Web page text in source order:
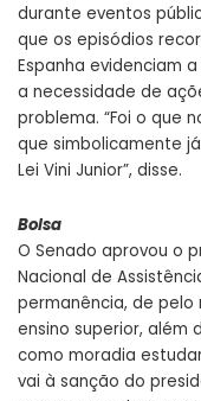
durante eventos
que os episódios
Espanha evidenciam
a necessidade de
problema. “Foi o que
que simbolicamente
Lei Vini Junior”, disse.
Bolsa
O Senado aprovou o
Nacional de
permanência, de pelo
ensino superior, além
como moradia
vai à sanção do